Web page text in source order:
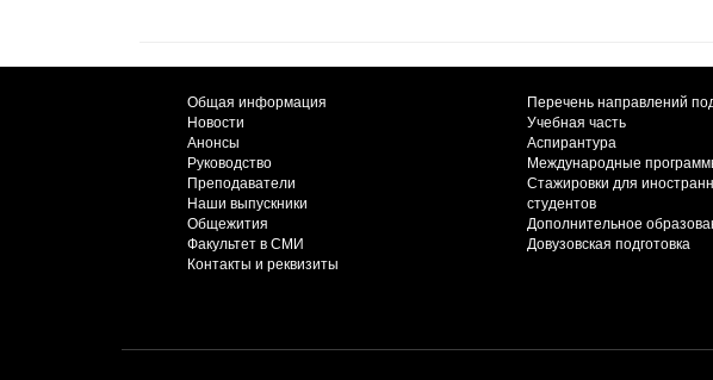
Общая информация
Новости
Анонсы
Руководство
Преподаватели
Наши выпускники
Общежития
Факультет в СМИ
Контакты и реквизиты
Перечень направлений
Учебная часть
Аспирантура
Международные
Стажировки для
студентов
Дополнительное
Довузовская подготовка